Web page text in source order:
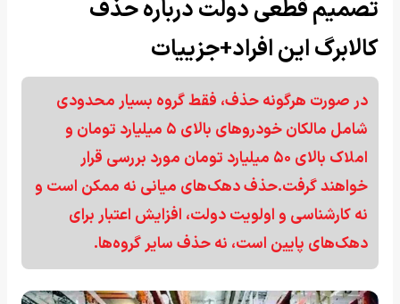
تصمیم قطعی دولت درباره حذف
کالابرگ‌ این افراد+جزییات
در صورت هرگونه حذف، فقط گروه بسیار محدودی
شامل مالکان خودروهای بالای ۵ میلیارد تومان و
املاک بالای ۵۰ میلیارد تومان مورد بررسی قرار
خواهند گرفت.حذف دهک‌های میانی نه ممکن است و
نه کارشناسی و اولویت دولت، افزایش اعتبار برای
دهک‌های پایین است، نه حذف سایر گروه‌ها.